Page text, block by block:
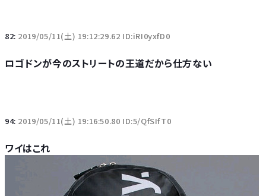
82: 2019/05/11(土) 19:12:29.62 ID:iRI0yxfD0
ロゴドンが今のストリートの王道だから仕方ない
94: 2019/05/11(土) 19:16:50.80 ID:5/QfSIfT0
ワイはこれ